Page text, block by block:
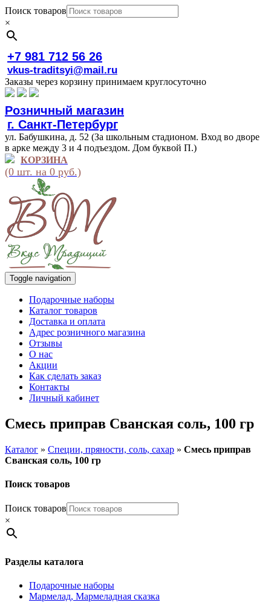
Поиск товаров
×
+7 981 712 56 26
vkus-traditsyi@mail.ru
Заказы через корзину принимаем круглосуточно
Розничный магазин
г. Санкт-Петербург
ул. Бабушкина, д. 52 (За школьным стадионом. Вход во дворе
в арке между 3 и 4 подъездом. Дом буквой П.)
КОРЗИНА
(0 шт. на 0 руб.)
Toggle navigation
Подарочные наборы
Каталог товаров
Доставка и оплата
Адрес розничного магазина
Отзывы
О нас
Акции
Как сделать заказ
Контакты
Личный кабинет
Смесь приправ Сванская соль, 100 гр
Каталог » Специи, пряности, соль, сахар » Смесь приправ
Сванская соль, 100 гр
Поиск товаров
Поиск товаров
×
Разделы каталога
Подарочные наборы
Мармелад, Мармеладная сказка